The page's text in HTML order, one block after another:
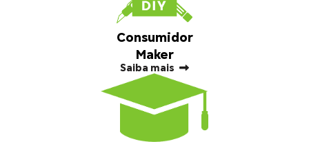
Consumidor
Maker
Saiba mais